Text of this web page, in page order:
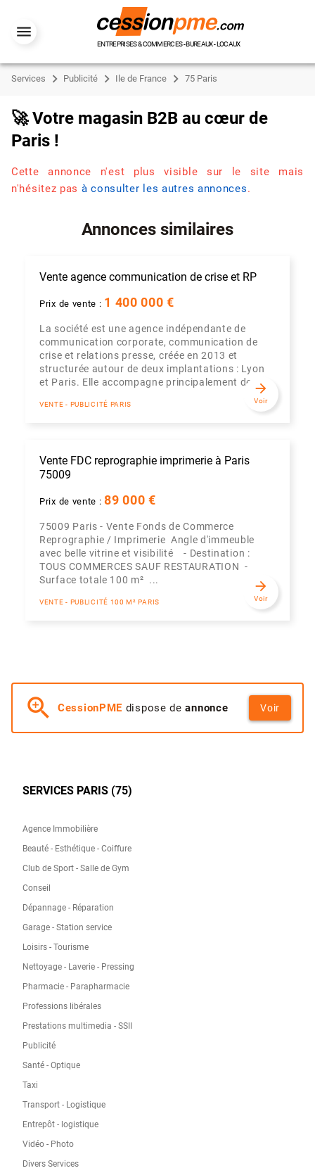
ENTREPRISES & COMMERCES - BUREAUX - LOCAUX
Services Publicité Ile de France 75 Paris
🚀 Votre magasin B2B au cœur de
Paris !
Cette annonce n'est plus visible sur le site mais
n'hésitez pas à consulter les autres annonces.
Annonces similaires
Vente agence communication de crise et RP
Prix de vente : 1 400 000 €
La société est une agence indépendante de
communication corporate, communication de
crise et relations presse, créée en 2013 et
structurée autour de deux implantations : Lyon
et Paris. Elle accompagne principalement de...
VENTE - PUBLICITÉ PARIS
arrow_forward
Voir
Vente FDC reprographie imprimerie à Paris
75009
Prix de vente :89 000 €
75009 Paris - Vente Fonds de Commerce
Reprographie / Imprimerie Angle d'immeuble
avec belle vitrine et visibilité - Destination :
TOUS COMMERCES SAUF RESTAURATION -
Surface totale 100 m² ...
VENTE - PUBLICITÉ 100 M² PARIS
arrow_forward
Voir
zoom_in CessionPME dispose deannonce Voir
SERVICES PARIS (75)
Agence Immobilière
Beauté - Esthétique - Coiffure
Club de Sport - Salle de Gym
Conseil
Dépannage - Réparation
Garage - Station service
Loisirs - Tourisme
Nettoyage - Laverie - Pressing
Pharmacie - Parapharmacie
Professions libérales
Prestations multimedia - SSII
Publicité
Santé - Optique
Taxi
Transport - Logistique
Entrepôt - logistique
Vidéo - Photo
Divers Services